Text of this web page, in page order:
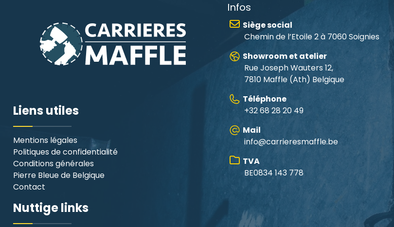
Liens utiles
Mentions légales
Politiques de confidentialité
Conditions générales
Pierre Bleue de Belgique
Contact
Nuttige links
Infos
Siège social
Chemin de l’Etoile 2 à 7060 Soignies
Showroom et atelier
Rue Joseph Wauters 12,
7810 Maffle (Ath) Belgique
Téléphone
+32 68 28 20 49
Mail
info@carrieresmaffle.be
TVA
BE0834 143 778